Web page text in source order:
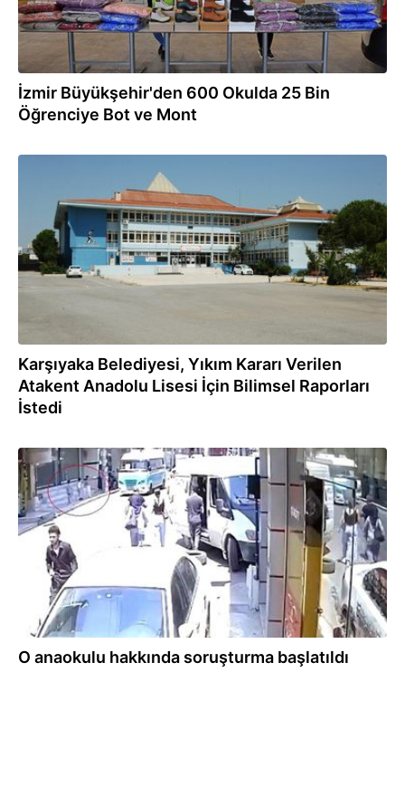
İzmir Büyükşehir'den 600 Okulda 25 Bin
Öğrenciye Bot ve Mont
Karşıyaka Belediyesi, Yıkım Kararı Verilen
Atakent Anadolu Lisesi İçin Bilimsel Raporları
İstedi
22.06.2022
O anaokulu hakkında soruşturma başlatıldı